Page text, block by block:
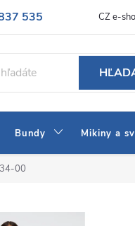
535
shop.sk
Ako vybrať
CZ e-
Bundy Mikiny a
00